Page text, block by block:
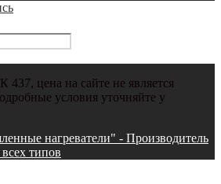
437, цена на сайте не является
условия уточняйте у
нагреватели" - Производитель
типов